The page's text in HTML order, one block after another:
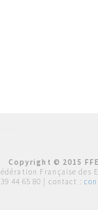
Copyright © 2015
Française des
44 65 80 | contact :